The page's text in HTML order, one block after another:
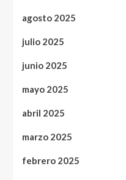
agosto 2025
julio 2025
junio 2025
mayo 2025
abril 2025
marzo 2025
febrero 2025